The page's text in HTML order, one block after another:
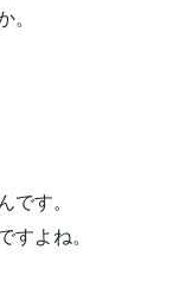
です。
すよね。